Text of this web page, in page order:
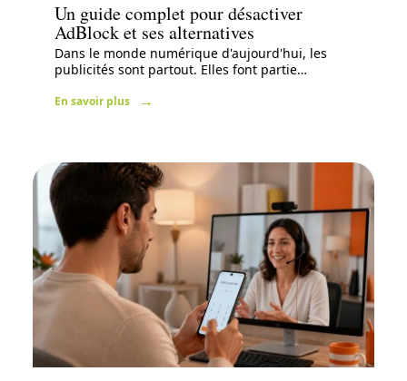
Un guide complet pour désactiver
AdBlock et ses alternatives
Dans le monde numérique d'aujourd'hui, les
publicités sont partout. Elles font partie…
En savoir plus